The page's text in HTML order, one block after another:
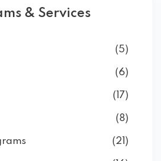
& Services
(5)
(6)
(17)
(8)
(21)